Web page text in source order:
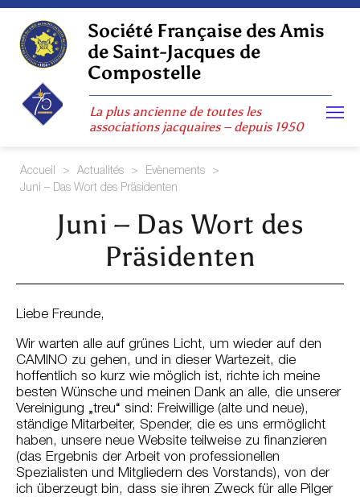
Skip
content
Société Française des Amis
de Saint-Jacques de
Compostelle
La plus ancienne de toutes les
associations jacquaires – depuis 1950
Accueil > Actualités > Evènements
>
Juni – Das Wort des Präsidenten
Juni – Das Wort des
Präsidenten
Liebe Freunde,
Wir warten alle auf grünes Licht, um wieder auf den
CAMINO zu gehen, und in dieser Wartezeit, die
hoffentlich so kurz wie möglich ist, richte ich meine
besten Wünsche und meinen Dank an alle, die unserer
Vereinigung „treu“ sind: Freiwillige (alte und neue),
ständige Mitarbeiter, Spender, die es uns ermöglicht
haben, unsere neue Website teilweise zu finanzieren
(das Ergebnis der Arbeit von professionellen
Spezialisten und Mitgliedern des Vorstands), von der
ich überzeugt bin, dass sie ihren Zweck für alle Pilger